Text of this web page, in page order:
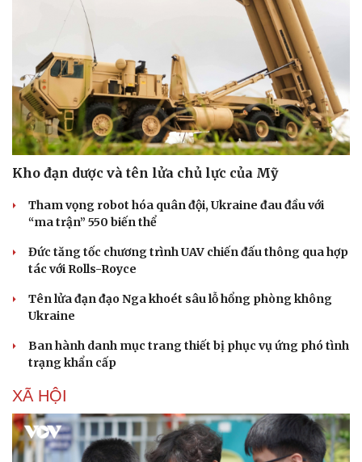
Sức khỏe
Dinh dưỡng - món ngon
Cây thuốc
Sản phụ khoa
Nhi khoa
Nam khoa
Làm đẹp - giảm cân
Đời sống
Kho đạn dược và tên lửa chủ lực của Mỹ
Tham vọng robot hóa quân đội, Ukraine đau đầu với
“ma trận” 550 biến thể
Đức tăng tốc chương trình UAV chiến đấu thông qua hợp
tác với Rolls-Royce
Tên lửa đạn đạo Nga khoét sâu lỗ hổng phòng không
Ukraine
Ban hành danh mục trang thiết bị phục vụ ứng phó tình
trạng khẩn cấp
XÃ HỘI